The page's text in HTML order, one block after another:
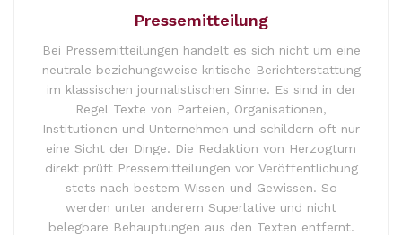
Pressemitteilung
Bei Pressemitteilungen handelt es sich nicht um eine
neutrale beziehungsweise kritische Berichterstattung
im klassischen journalistischen Sinne. Es sind in der
Regel Texte von Parteien, Organisationen,
Institutionen und Unternehmen und schildern oft nur
eine Sicht der Dinge. Die Redaktion von Herzogtum
direkt prüft Pressemitteilungen vor Veröffentlichung
stets nach bestem Wissen und Gewissen. So
werden unter anderem Superlative und nicht
belegbare Behauptungen aus den Texten entfernt.